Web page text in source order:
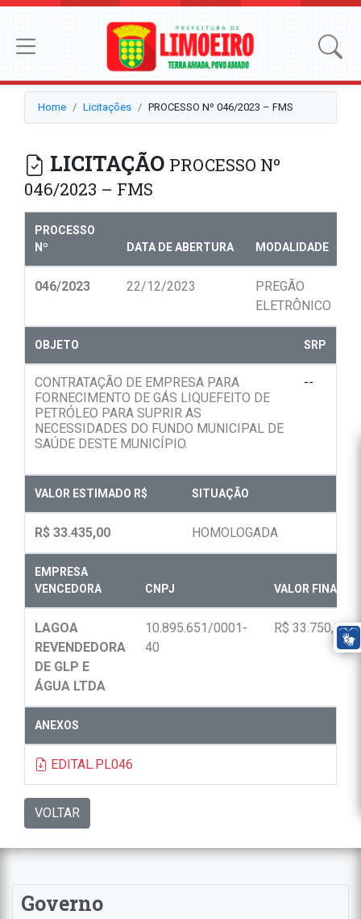
Home Licitações PROCESSO Nº 046/2023 – FMS
LICITAÇÃO PROCESSO Nº
046/2023 – FMS
PROCESSO
Nº
DATA DE ABERTURA MODALIDADE
046/2023 22/12/2023
PREGÃO
ELETRÔNICO
OBJETO SRP
CONTRATAÇÃO DE EMPRESA PARA
FORNECIMENTO DE GÁS LIQUEFEITO DE
PETRÓLEO PARA SUPRIR AS
NECESSIDADES DO FUNDO MUNICIPAL DE
SAÚDE DESTE MUNICÍPIO.
--
VALOR ESTIMADO R$ SITUAÇÃO
R$ 33.435,00 HOMOLOGADA
EMPRESA
VENCEDORA
CNPJ VALOR FINAL R$
LAGOA
REVENDEDORA
DE GLP E
ÁGUA LTDA
10.895.651/0001-
40
R$ 33.750,00
ANEXOS
EDITAL.PL046
VOLTAR
Governo